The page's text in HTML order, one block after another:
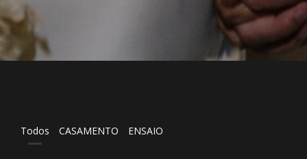
Todos CASAMENTO ENSAIO
CASAMENTO // NATHÁLIA & RENAN